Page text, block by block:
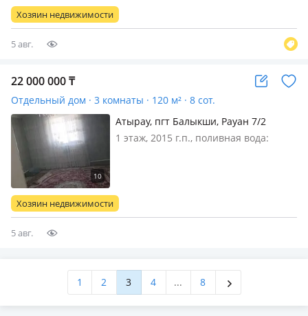
заде ос. Нар суда пос. Мырном или
обмен пгт. Инлер или пгт…
Хозяин недвижимости
5 авг.
22 000 000₸
Отдельный дом · 3 комнаты · 120 м² · 8 сот.
Атырау, пгт Балыкши, Рауан 7/2
1 этаж, 2015 г.п., поливная вода:
пос. Мирны первая улица или меняю
в районе Заросли или Аксаи или м…
Хозяин недвижимости
5 авг.
1 2 3 4 ... 8